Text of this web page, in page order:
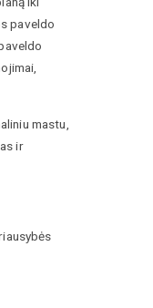
paveldo
mastu,
ir